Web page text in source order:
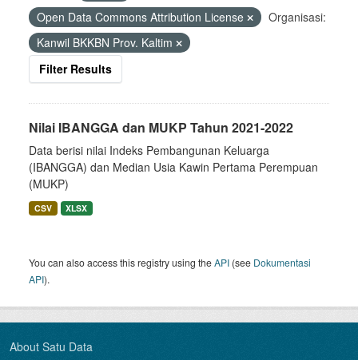
Open Data Commons Attribution License
Organisasi:
Kanwil BKKBN Prov. Kaltim
Filter Results
Nilai IBANGGA dan MUKP Tahun 2021-2022
Data berisi nilai Indeks Pembangunan Keluarga
(IBANGGA) dan Median Usia Kawin Pertama Perempuan
(MUKP)
CSV XLSX
You can also access this registry using theAPI (see Dokumentasi
API).
About Satu Data